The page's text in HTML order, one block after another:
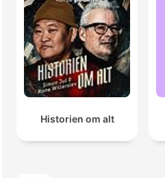
Historien om alt